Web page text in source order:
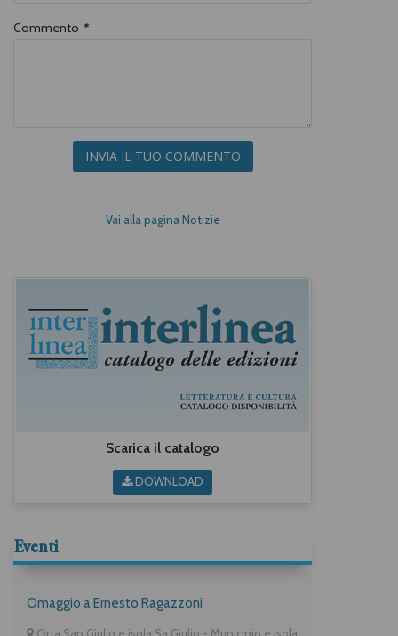
Commento *
INVIA IL TUO COMMENTO
Vai alla pagina Notizie
Scarica il catalogo
DOWNLOAD
Eventi
Omaggio a Ernesto Ragazzoni
Orta San Giulio e isola Sa Giulio - Municipio e Isola